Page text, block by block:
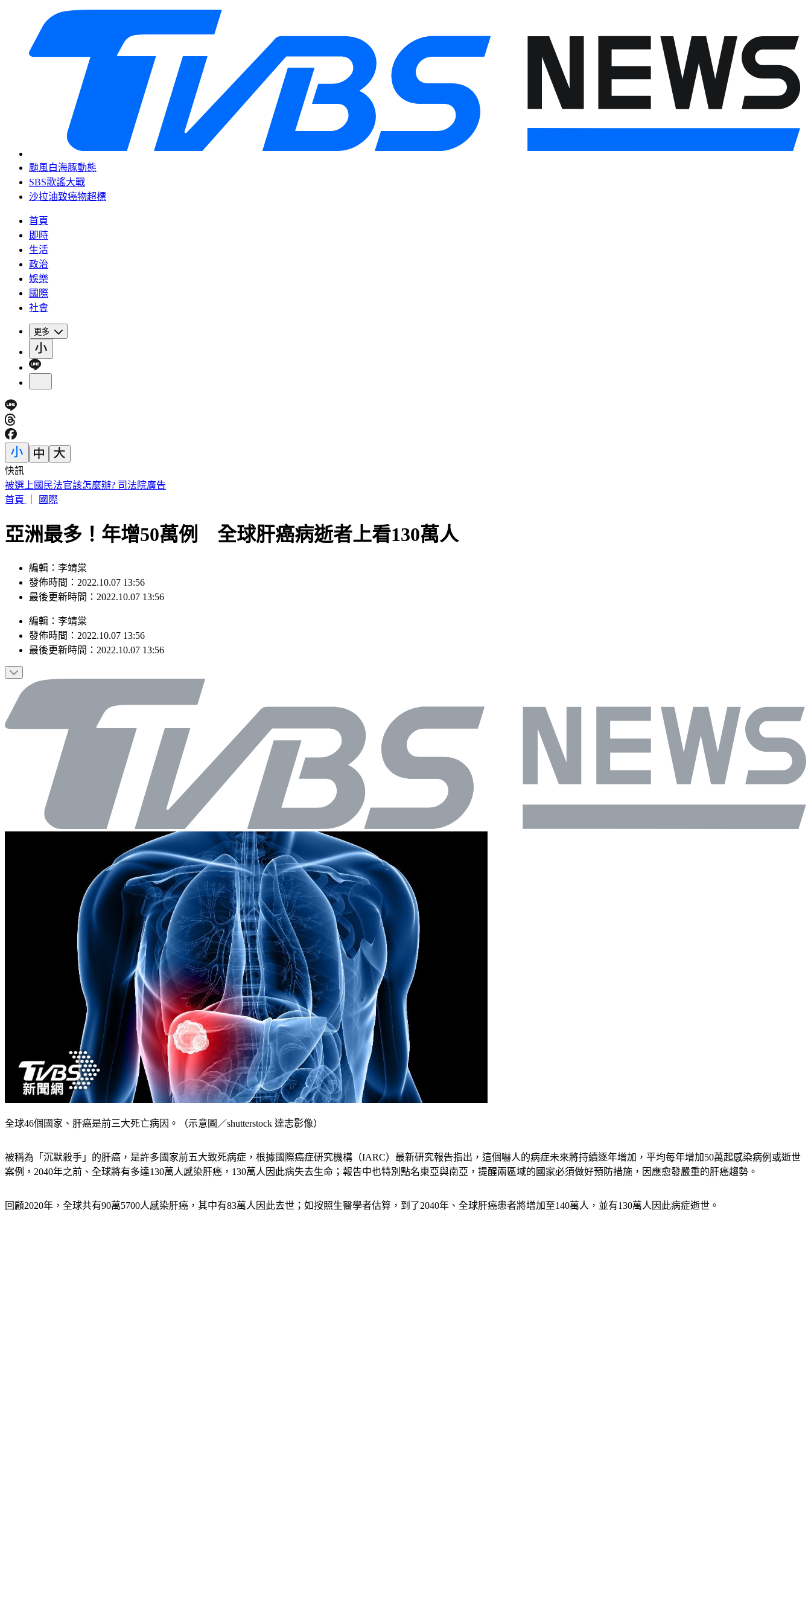
颱風白海豚動態
SBS歌謠大戰
沙拉油致癌物超標
首頁
即時
生活
政治
娛樂
國際
社會
更多
快訊
被選上國民法官該怎麼辦? 司法院廣告
首頁
國際
亞洲最多！年增50萬例 全球肝癌病逝者上看130萬人
編輯：李靖棠
發佈時間：2022.10.07 13:56
最後更新時間：2022.10.07 13:56
編輯 ： 李靖棠
發佈時間： 2022.10.07 13:56
最後更新時間： 2022.10.07 13:56
全球46個國家、肝癌是前三大死亡病因。（示意圖／shutterstock 達志影像）
被稱為「沉默殺手」的肝癌，是許多國家前五大致死病症，根據國際癌症研究機構（IARC）最新研究報告指出，這個嚇人的病症未來將持續逐年增加，平均每年增加50萬起感染病例或逝世
案例，2040年之前、全球將有多達130萬人感染肝癌，130萬人因此病失去生命；報告中也特別點名東亞與南亞，提醒兩區域的國家必須做好預防措施，因應愈發嚴重的肝癌趨勢。
回顧2020年，全球共有90萬5700人感染肝癌，其中有83萬人因此去世；如按照生醫學者估算，到了2040年、全球肝癌患者將增加至140萬人，並有130萬人因此病症逝世。